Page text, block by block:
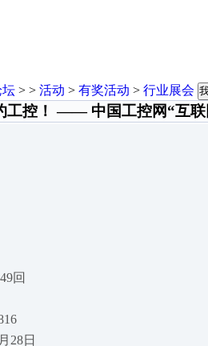
坛 > > 活动 > 有奖活动 > 行业展会
工控！ —— 中国工控网“互
回
28日